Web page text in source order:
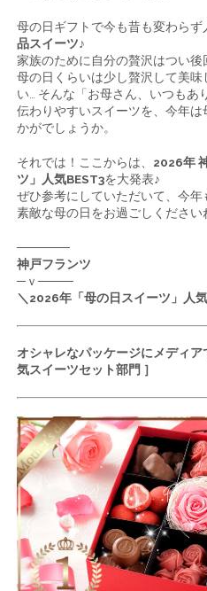
母の日ギフトで今も昔も変わら
品スイーツ♪
家族のために自分の贅沢はつい後
母の日くらいは少し贅沢して美
い… そんな「お母さん、いつもあ
伝わりやすいスイーツを、今年
かがでしょうか。
それでは！ここからは、 2026年
ツ」人気BEST3を大発表♪
ぜひ参考にしていただいて、今年
素敵な母の日をお過ごしくださ
──────
神戸フランツ
─ｖ────
＼2026年「母の日スイーツ」人
オシャレなパッケージにメディ
気スイーツセット部門 ］